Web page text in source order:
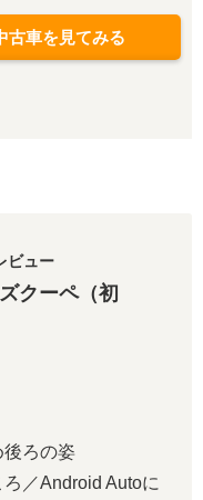
古車を見てみる
ビュー
クーペ（初
ろの姿
／Android Autoに